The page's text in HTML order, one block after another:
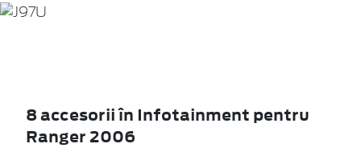
8 accesorii în Infotainment pentru
Ranger 2006